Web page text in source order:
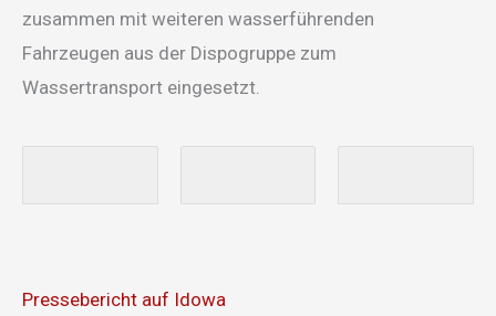
zusammen mit weiteren wasserführenden
Fahrzeugen aus der Dispogruppe zum
Wassertransport eingesetzt.
Pressebericht auf Idowa